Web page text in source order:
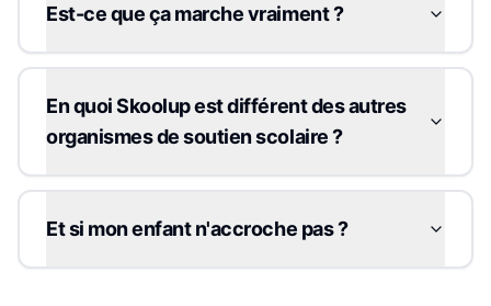
Est-ce que ça marche vraiment ?
En quoi Skoolup est différent des autres
organismes de soutien scolaire ?
Et si mon enfant n'accroche pas ?